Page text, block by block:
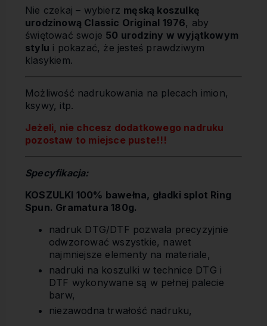
Nie czekaj – wybierz męską koszulkę
urodzinową Classic Original 1976, aby
świętować swoje 50 urodziny w wyjątkowym
stylu i pokazać, że jesteś prawdziwym
klasykiem.
Możliwość nadrukowania na plecach imion,
ksywy, itp.
Jeżeli, nie chcesz dodatkowego nadruku
pozostaw to miejsce puste!!!
Specyfikacja:
KOSZULKI 100% bawełna, gładki splot Ring
Spun. Gramatura 180g.
nadruk DTG/DTF pozwala precyzyjnie
odwzorować wszystkie, nawet
najmniejsze elementy na materiale,
nadruki na koszulki w technice DTG i
DTF wykonywane są w pełnej palecie
barw,
niezawodna trwałość nadruku,